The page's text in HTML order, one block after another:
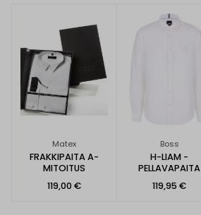
Matex
FRAKKIPAITA A-
MITOITUS
119,00 €
Boss
H-LIAM -
PELLAVAPAITA
119,95 €